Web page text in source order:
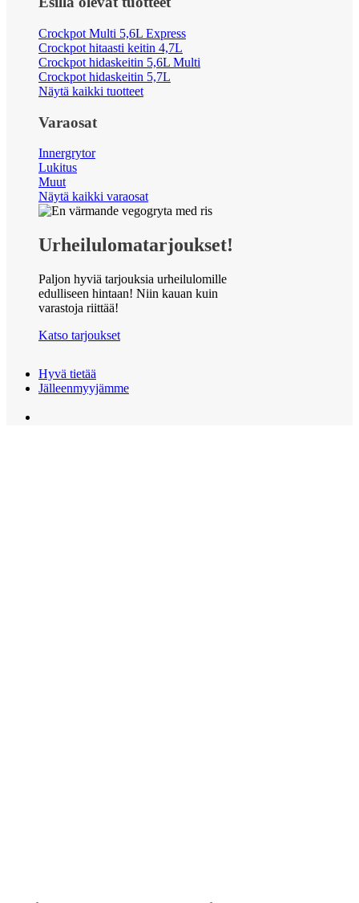
Crockpot Multi 5,6L Express
Crockpot hitaasti keitin 4,7L
Crockpot hidaskeitin 5,6L Multi
Crockpot hidaskeitin 5,7L
Näytä kaikki tuotteet
Varaosat
Innergrytor
Lukitus
Muut
Näytä kaikki varaosat
Urheilulomatarjoukset!
Paljon hyviä tarjouksia urheilulomille
edulliseen hintaan! Niin kauan kuin
varastoja riittää!
Katso tarjoukset
Hyvä tietää
Jälleenmyyjämme